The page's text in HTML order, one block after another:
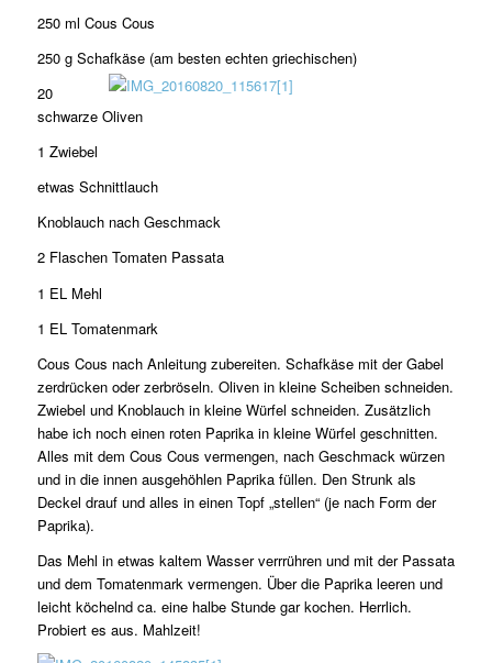
250 ml Cous Cous
250 g Schafkäse (am besten echten griechischen)
20
schwarze Oliven
1 Zwiebel
etwas Schnittlauch
Knoblauch nach Geschmack
2 Flaschen Tomaten Passata
1 EL Mehl
1 EL Tomatenmark
Cous Cous nach Anleitung zubereiten. Schafkäse mit der Gabel
zerdrücken oder zerbröseln. Oliven in kleine Scheiben schneiden.
Zwiebel und Knoblauch in kleine Würfel schneiden. Zusätzlich
habe ich noch einen roten Paprika in kleine Würfel geschnitten.
Alles mit dem Cous Cous vermengen, nach Geschmack würzen
und in die innen ausgehöhlen Paprika füllen. Den Strunk als
Deckel drauf und alles in einen Topf „stellen“ (je nach Form der
Paprika).
Das Mehl in etwas kaltem Wasser verrrühren und mit der Passata
und dem Tomatenmark vermengen. Über die Paprika leeren und
leicht köchelnd ca. eine halbe Stunde gar kochen. Herrlich.
Probiert es aus. Mahlzeit!